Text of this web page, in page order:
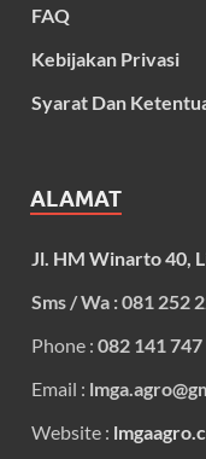
FAQ
Kebijakan Privasi
Syarat Dan
ALAMAT
Jl. HM Winarto 40,
Sms / Wa : 081 252
Phone : 082 141 747
Email :
Website :